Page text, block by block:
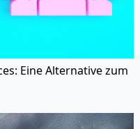
Eine Alternative zum